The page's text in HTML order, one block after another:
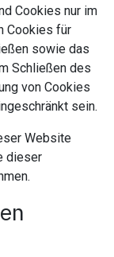
Cookies nur im
Cookies für
sowie das
Schließen des
von Cookies
sein.
Website
dieser